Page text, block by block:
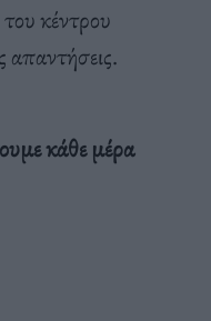
κέντρου
απαντήσεις.
κάθε μέρα